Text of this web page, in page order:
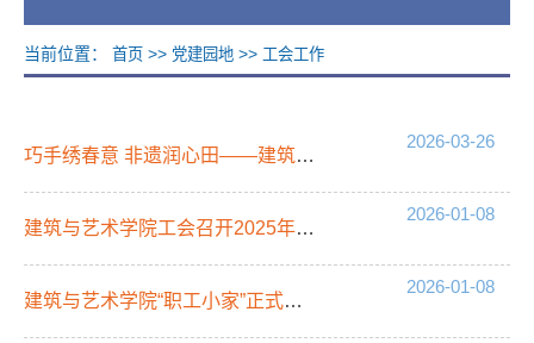
当前位置： 首页 >> 党建园地 >> 工会工作
巧手绣春意 非遗润心田——建筑与艺术学院举办“三八”节非遗手工刺绣体验活动
2026-03-26
建筑与艺术学院工会召开2025年度总结会议
2026-01-08
建筑与艺术学院“职工小家”正式启用
2026-01-08